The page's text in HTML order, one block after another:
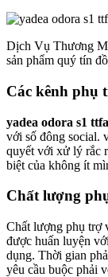
Dịch Vụ Thương
sản phẩm quý tín
Các kênh phụ
yadea odora s1
với số đông social.
quyết với xử lý rắc
biệt của không ít
Chất lượng
Chất lượng phụ trợ
được huấn luyện
dụng. Thời gian
yêu cầu buộc phải